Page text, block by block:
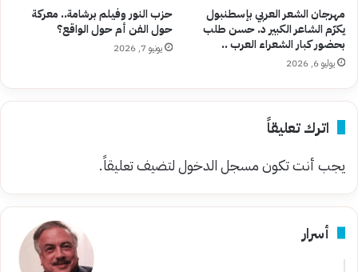
مهرجان الشعر العربي بإسطنبول
يكرّم الشاعر الكبير د. حسن طلب
بحضور كبار الشعراء العرب ..
يوليو 6, 2026
حزب النور وفيلم برشامة.. معركة
حول الفن أم حول الواقع؟
يونيو 7, 2026
اترك تعليقاً
يجب أنت تكونمسجل الدخوللتضيف تعليقاً.
أسرار